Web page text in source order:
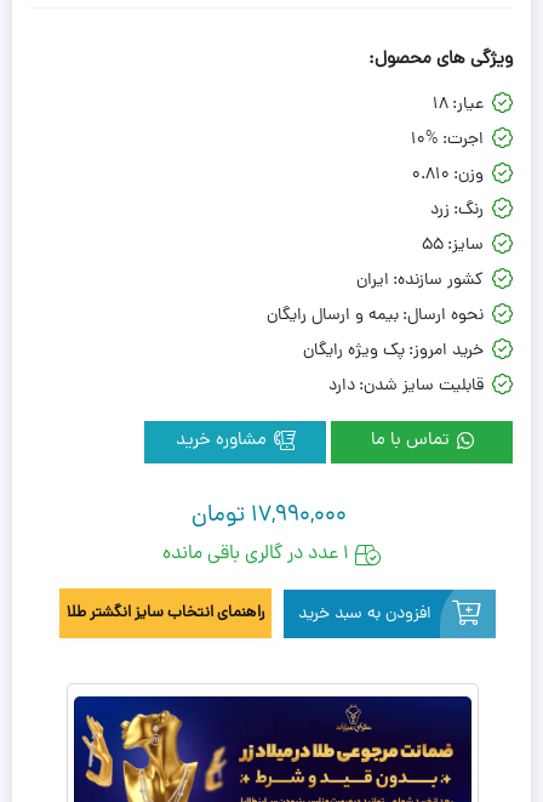
ویژگی های محصول:
عیار:18
اجرت: 10%
وزن: 0.810
رنگ: زرد
سایز:55
کشور سازنده: ایران
نحوه ارسال:بیمه و ارسال رایگان
خرید امروز:پک ویژه رایگان
قابلیت سایز شدن:دارد
تماس با ما
17,990,000 تومان
1 عدد در گالری باقی مانده
افزودن به سبد خرید راهنمای انتخاب سایز انگشتر طلا